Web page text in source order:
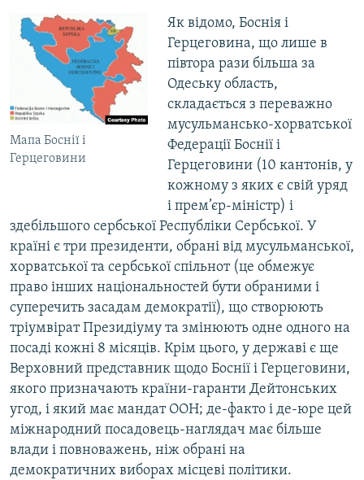
Мапа Боснії і
Герцеговини
Як відомо, Боснія і
Герцеговина, що лише в
півтора рази більша за
Одеську область,
складається з переважно
мусульмансько-хорватської
Федерації Боснії і
Герцеговини (10 кантонів, у
кожному з яких є свій уряд
і прем’єр-міністр) і
здебільшого сербської Республіки Сербської. У
країні є три президенти, обрані від мусульманської,
хорватської та сербської спільнот (це обмежує
право інших національностей бути обраними і
суперечить засадам демократії), що створюють
тріумвірат Президіуму та змінюють одне одного на
посаді кожні 8 місяців. Крім цього, у державі є ще
Верховний представник щодо Боснії і Герцеговини,
якого призначають країни-гаранти Дейтонських
угод, і який має мандат ООН; де-факто і де-юре цей
міжнародний посадовець-наглядач має більше
влади і повноважень, ніж обрані на
демократичних виборах місцеві політики.